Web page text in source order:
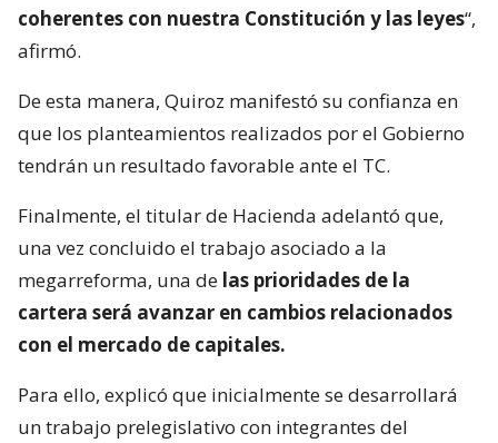
coherentes con nuestra Constitución y las leyes“,
afirmó.
De esta manera, Quiroz manifestó su confianza en
que los planteamientos realizados por el Gobierno
tendrán un resultado favorable ante el TC.
Finalmente, el titular de Hacienda adelantó que,
una vez concluido el trabajo asociado a la
megarreforma, una de las prioridades de la
cartera será avanzar en cambios relacionados
con el mercado de capitales.
Para ello, explicó que inicialmente se desarrollará
un trabajo prelegislativo con integrantes del